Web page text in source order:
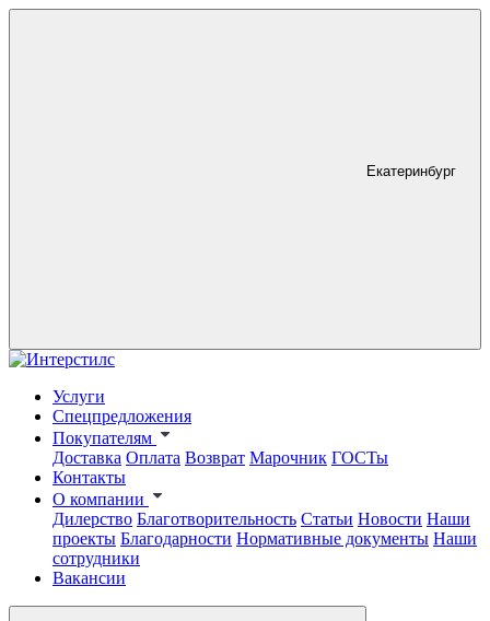
Екатеринбург
Услуги
Спецпредложения
Покупателям
Доставка Оплата Возврат Марочник ГОСТы
Контакты
О компании
Дилерство Благотворительность Статьи Новости Наши
проекты Благодарности Нормативные документы Наши
сотрудники
Вакансии